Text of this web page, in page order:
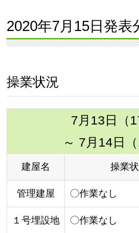
2020年7月15日発表
操業状況
7月13日（
～ 7月14日
建屋名 操業
管理建屋 〇作業なし
１号埋設地 〇作業なし